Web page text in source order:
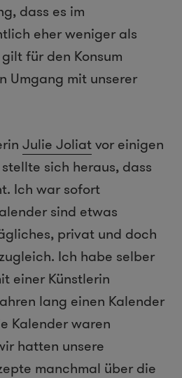
dass es im
eher weniger als
für den Konsum
Umgang mit unserer
Julie Joliatvor einigen
sich heraus, dass
Ich war sofort
sind etwas
privat und doch
Ich habe selber
einer Künstlerin
lang einen Kalender
Kalender waren
hatten unsere
manchmal über die